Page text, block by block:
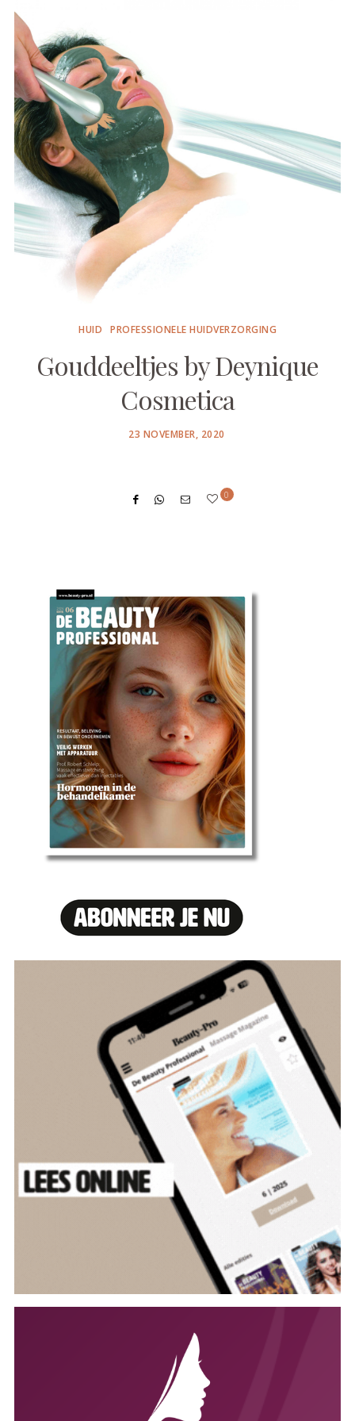
HUID PROFESSIONELE HUIDVERZORGING
Gouddeeltjes by Deynique
Cosmetica
POSTED
23 NOVEMBER, 2020
0